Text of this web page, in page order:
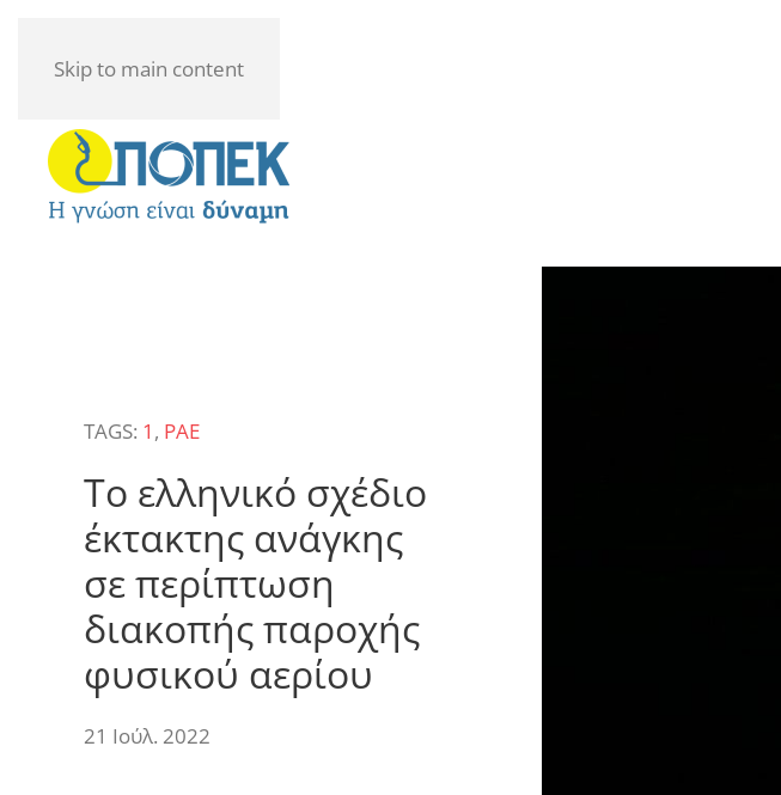
Skip to main content
TAGS: 1 , ΡΑΕ
Το ελληνικό σχέδιο
έκτακτης ανάγκης
σε περίπτωση
διακοπής παροχής
φυσικού αερίου
21 Ιούλ. 2022